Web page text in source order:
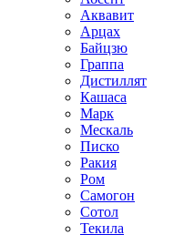
Аквавит
Арцах
Байцзю
Граппа
Дистиллят
Кашаса
Марк
Мескаль
Писко
Ракия
Ром
Самогон
Сотол
Текила